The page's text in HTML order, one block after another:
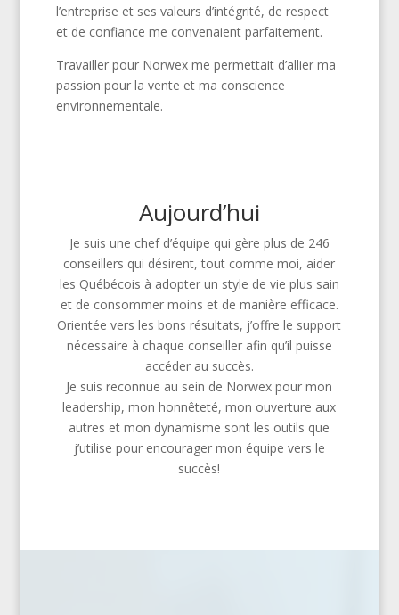
l’entreprise et ses valeurs d’intégrité, de respect
et de confiance me convenaient parfaitement.
Travailler pour Norwex me permettait d’allier ma
passion pour la vente et ma conscience
environnementale.
Aujourd’hui
Je suis une chef d’équipe qui gère plus de 246
conseillers qui désirent, tout comme moi, aider
les Québécois à adopter un style de vie plus sain
et de consommer moins et de manière efficace.
Orientée vers les bons résultats, j’offre le support
nécessaire à chaque conseiller afin qu’il puisse
accéder au succès.
Je suis reconnue au sein de Norwex pour mon
leadership, mon honnêteté, mon ouverture aux
autres et mon dynamisme sont les outils que
j’utilise pour encourager mon équipe vers le
succès!